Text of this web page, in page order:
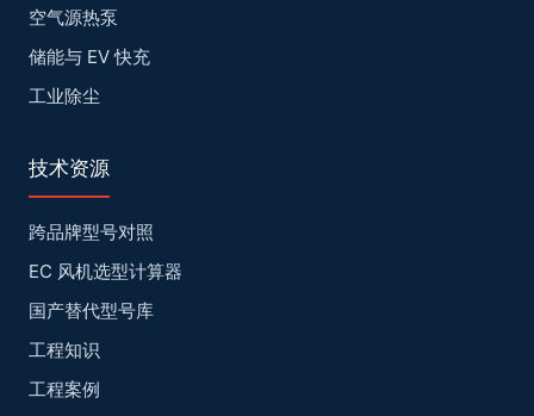
空气源热泵
储能与 EV 快充
工业除尘
技术资源
跨品牌型号对照
EC 风机选型计算器
国产替代型号库
工程知识
工程案例